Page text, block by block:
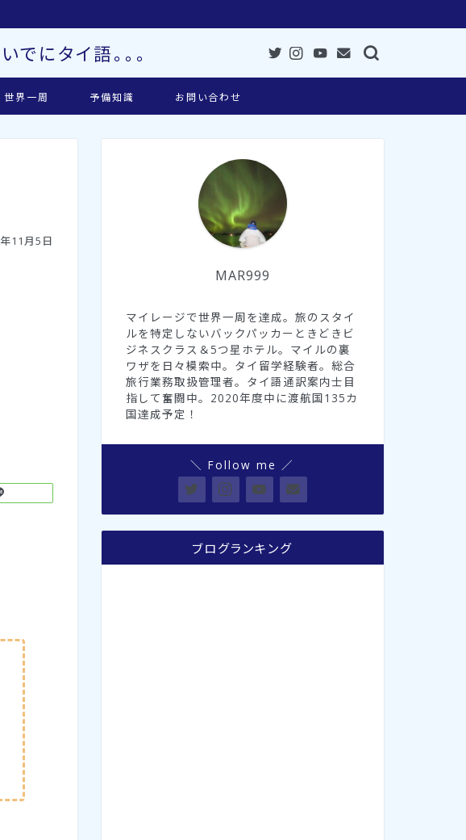
にタイ語。。。
世界一周 予備知識 お問い合わせ
11月5日
MAR999
マイレージで世界一周を達成。旅のスタイ
ルを特定しないバックパッカーときどきビ
ジネスクラス＆5つ星ホテル。マイルの裏
ワザを日々模索中。タイ留学経験者。総合
旅行業務取扱管理者。タイ語通訳案内士目
指して奮闘中。2020年度中に渡航国135カ
国達成予定！
＼ Follow me ／
ブログランキング